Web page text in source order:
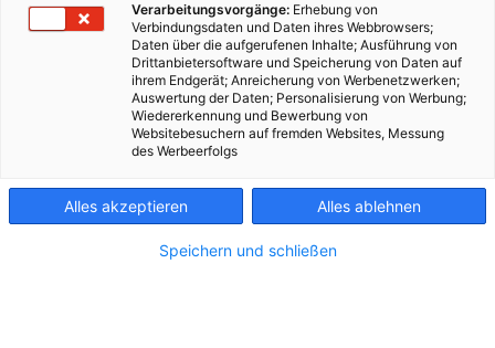
Kontakt
Impressum
Verarbeitungsvorgänge: Erhebung von
Verbindungsdaten und Daten ihres Webbrowsers;
Daten über die aufgerufenen Inhalte; Ausführung von
Drittanbietersoftware und Speicherung von Daten auf
ihrem Endgerät; Anreicherung von Werbenetzwerken;
Auswertung der Daten; Personalisierung von Werbung;
Wiedererkennung und Bewerbung von
Websitebesuchern auf fremden Websites, Messung
des Werbeerfolgs
Alles akzeptieren Alles ablehnen
Speichern und schließen